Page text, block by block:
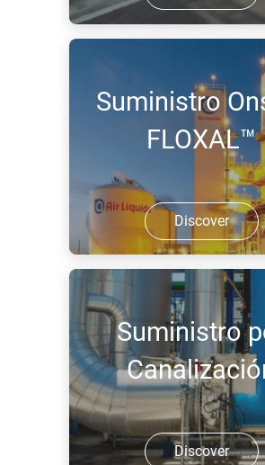
Suministro
FLOXAL™
Discover
Suministro
Discover